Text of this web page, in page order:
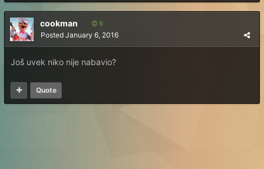
cookman 6
Posted January 6, 2016
Još uvek niko nije nabavio?
Quote